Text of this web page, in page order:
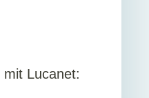
Lucanet: